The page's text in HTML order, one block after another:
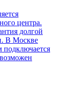
центра.
долгой
В Москве
подключается